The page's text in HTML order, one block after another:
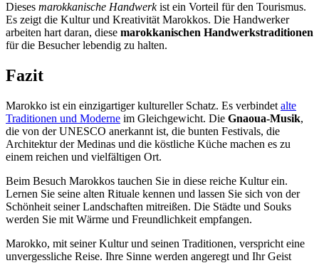
Dieses marokkanische Handwerkist ein Vorteil für den Tourismus.
Es zeigt die Kultur und Kreativität Marokkos. Die Handwerker
arbeiten hart daran, diese marokkanischen Handwerkstraditionen
für die Besucher lebendig zu halten.
Fazit
Marokko ist ein einzigartiger kultureller Schatz. Es verbindet alte
Traditionen und Moderne im Gleichgewicht. Die Gnaoua-Musik,
die von der UNESCO anerkannt ist, die bunten Festivals, die
Architektur der Medinas und die köstliche Küche machen es zu
einem reichen und vielfältigen Ort.
Beim Besuch Marokkos tauchen Sie in diese reiche Kultur ein.
Lernen Sie seine alten Rituale kennen und lassen Sie sich von der
Schönheit seiner Landschaften mitreißen. Die Städte und Souks
werden Sie mit Wärme und Freundlichkeit empfangen.
Marokko, mit seiner Kultur und seinen Traditionen, verspricht eine
unvergessliche Reise. Ihre Sinne werden angeregt und Ihr Geist